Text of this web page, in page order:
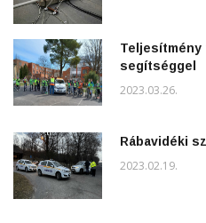
Teljesítmény
segítséggel
2023.03.26.
Rábavidéki
2023.02.19.